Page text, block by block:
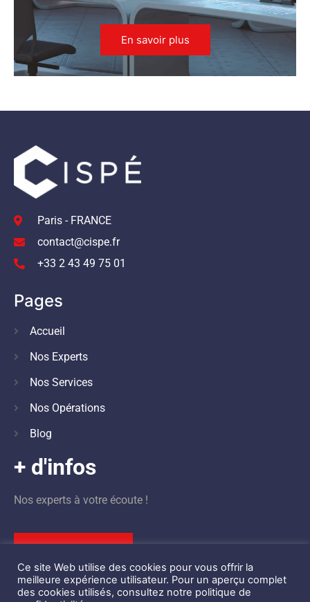
En savoir plus
Paris - FRANCE
contact@cispe.fr
+33 2 43 49 75 01
Pages
Accueil
Nos Experts
Nos Services
Nos Opérations
Blog
+ d'infos
Nos experts à votre écoute !
Ce site Web utilise des cookies pour vous offrir la
meilleure expérience utilisateur. Pour un aperçu complet
des cookies utilisés, consultez notre politique de